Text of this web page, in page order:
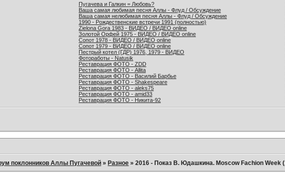
Пугачева и Галкин = Любовь?
Ваша самая любимая песня Аллы - Флуд / Обсуждение
Ваша самая нелюбимая песня Аллы - Флуд / Обсуждение
1990 - Рождественские встречи 1991 (полностью)
Zielona Gora 1983 - ВИДЕО / ВИДЕО online
Золотой Орфей 1975 - ВИДЕО / ВИДЕО online
Сопот 1978 - ВИДЕО / ВИДЕО online
Сопот 1979 - ВИДЕО / ВИДЕО online
Пестрый котел (ГДР) 1976, 1979 - ВИДЕО
Фотоработы - Natusik
Реставрация ФОТО - ZDD
Реставрация ФОТО - Allita
Реставрация ФОТО - Василий Барбье
Реставрация ФОТО - Shakespeare
Реставрация ФОТО - aleks75
Реставрация ФОТО - amid33
Реставрация ФОТО - Никита-92
поклонников Аллы Пугачевой »Разное »2016 - Показ В. Юдашкина. Moscow Fachion Week